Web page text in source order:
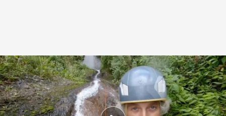
La dedicatoria de Jesús Calleja a su hermano fallecido.
cuatro.com
15 FEB 2022 - 01:01h.